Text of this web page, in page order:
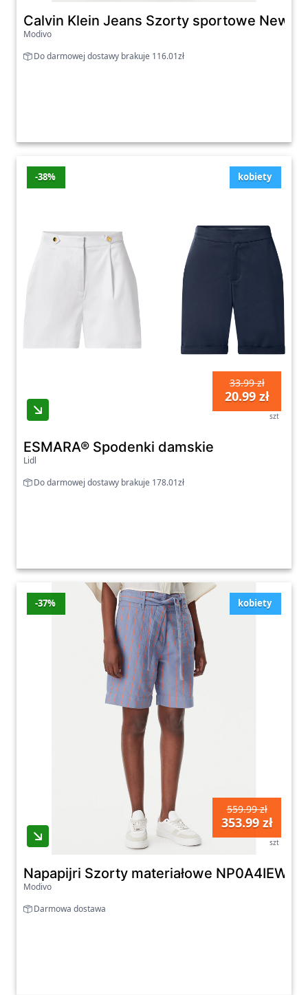
Calvin Klein Jeans Szorty sportowe New
Modivo
Do darmowej dostawy brakuje 116.01zł
kobiety
-38%
33.99 zł
20.99 zł
szt
ESMARA® Spodenki damskie
Lidl
Do darmowej dostawy brakuje 178.01zł
kobiety
-37%
559.99 zł
353.99 zł
szt
Napapijri Szorty materiałowe NP0A4IEW
Modivo
Darmowa dostawa